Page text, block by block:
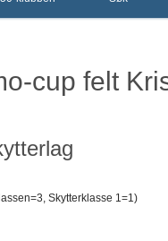
cup felt
Skytterklasse 1=1)